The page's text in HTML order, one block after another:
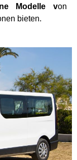
Modelle von
bieten.